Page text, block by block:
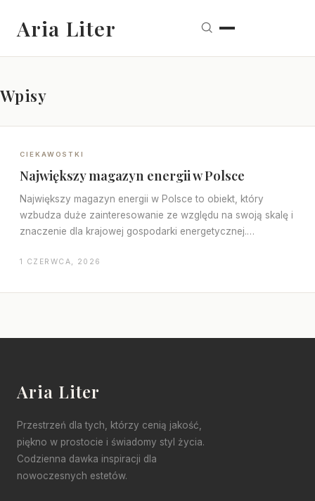
Aria Liter
Wpisy
CIEKAWOSTKI
Największy magazyn energii w Polsce
Największy magazyn energii w Polsce to obiekt, który
wzbudza duże zainteresowanie ze względu na swoją skalę i
znaczenie dla krajowej gospodarki energetycznej.…
1 CZERWCA, 2026
Aria Liter
Przestrzeń dla tych, którzy cenią jakość,
piękno w prostocie i świadomy styl życia.
Codzienna dawka inspiracji dla
nowoczesnych estetów.